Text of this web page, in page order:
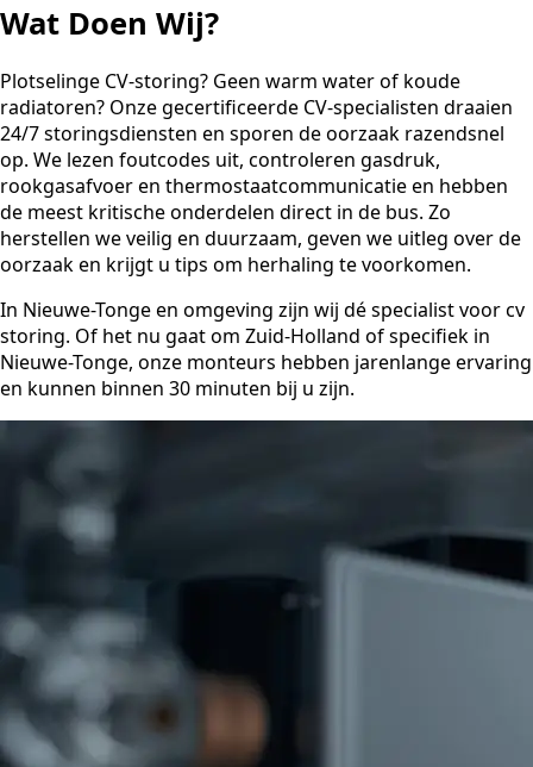
Wat Doen Wij?
Plotselinge CV-storing? Geen warm water of koude
radiatoren? Onze gecertificeerde CV-specialisten draaien
24/7 storingsdiensten en sporen de oorzaak razendsnel
op. We lezen foutcodes uit, controleren gasdruk,
rookgasafvoer en thermostaatcommunicatie en hebben
de meest kritische onderdelen direct in de bus. Zo
herstellen we veilig en duurzaam, geven we uitleg over de
oorzaak en krijgt u tips om herhaling te voorkomen.
In Nieuwe-Tonge en omgeving zijn wij dé specialist voor cv
storing. Of het nu gaat om Zuid-Holland of specifiek in
Nieuwe-Tonge, onze monteurs hebben jarenlange ervaring
en kunnen binnen 30 minuten bij u zijn.